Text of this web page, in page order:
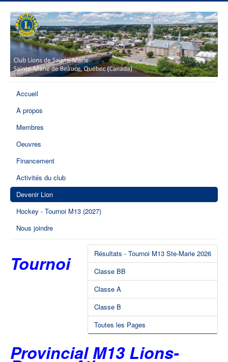
Accueil
À propos
Membres
Oeuvres
Financement
Activités du club
Devenir Lion
Hockey - Tournoi M13 (2027)
Nous joindre
Résultats - Tournoi M13 Ste-Marie 2026
Classe BB
Classe A
Classe B
Toutes les Pages
Tournoi
Provincial M13 Lions-